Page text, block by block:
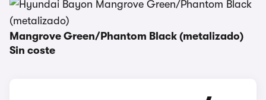
Mangrove Green/Phantom Black (metalizado)
Sin coste